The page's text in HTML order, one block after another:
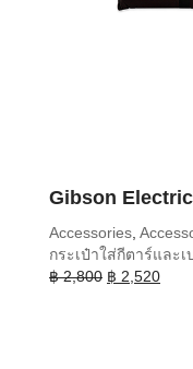
Gibson
Accessories
กระเป๋าใส่กีตาร์และเ
฿2,800 Original
฿ 2,520